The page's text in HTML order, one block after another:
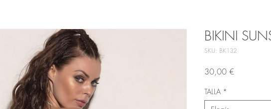
BIKINI
SKU: BK132
30,00 €
TALLA *